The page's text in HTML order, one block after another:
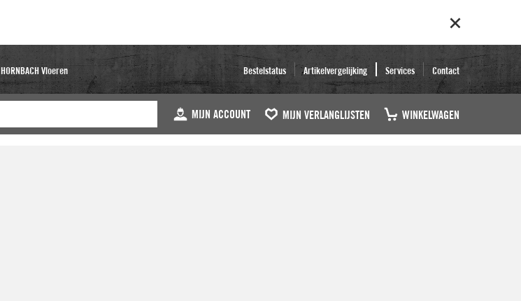
HORNBACH Vloeren Bestelstatus Artikelvergelijking Services Contact
MIJN ACCOUNT MIJN VERLANGLIJSTEN WINKELWAGEN